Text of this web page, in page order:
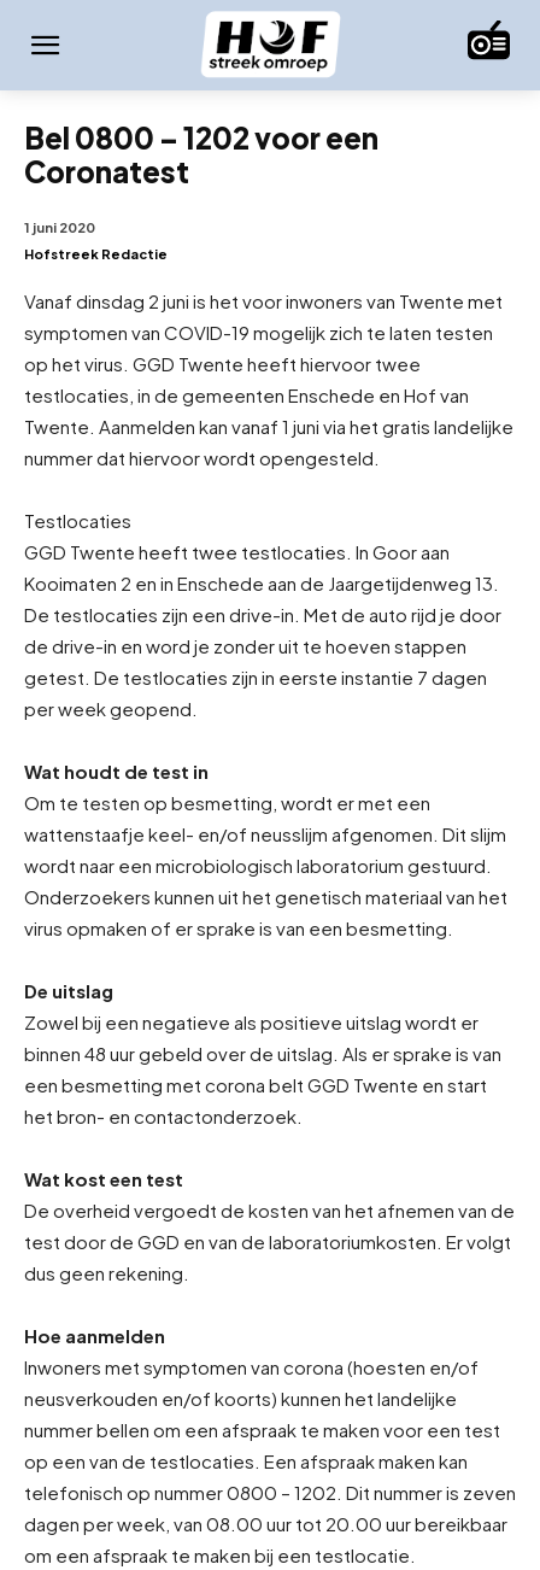
Bel 0800 – 1202 voor een
Coronatest
1 juni 2020
Hofstreek Redactie
Vanaf dinsdag 2 juni is het voor inwoners van Twente met
symptomen van COVID-19 mogelijk zich te laten testen
op het virus. GGD Twente heeft hiervoor twee
testlocaties, in de gemeenten Enschede en Hof van
Twente. Aanmelden kan vanaf 1 juni via het gratis landelijke
nummer dat hiervoor wordt opengesteld.
Testlocaties
GGD Twente heeft twee testlocaties. In Goor aan
Kooimaten 2 en in Enschede aan de Jaargetijdenweg 13.
De testlocaties zijn een drive-in. Met de auto rijd je door
de drive-in en word je zonder uit te hoeven stappen
getest. De testlocaties zijn in eerste instantie 7 dagen
per week geopend.
Wat houdt de test in
Om te testen op besmetting, wordt er met een
wattenstaafje keel- en/of neusslijm afgenomen. Dit slijm
wordt naar een microbiologisch laboratorium gestuurd.
Onderzoekers kunnen uit het genetisch materiaal van het
virus opmaken of er sprake is van een besmetting.
De uitslag
Zowel bij een negatieve als positieve uitslag wordt er
binnen 48 uur gebeld over de uitslag. Als er sprake is van
een besmetting met corona belt GGD Twente en start
het bron- en contactonderzoek.
Wat kost een test
De overheid vergoedt de kosten van het afnemen van de
test door de GGD en van de laboratoriumkosten. Er volgt
dus geen rekening.
Hoe aanmelden
Inwoners met symptomen van corona (hoesten en/of
neusverkouden en/of koorts) kunnen het landelijke
nummer bellen om een afspraak te maken voor een test
op een van de testlocaties. Een afspraak maken kan
telefonisch op nummer 0800 – 1202. Dit nummer is zeven
dagen per week, van 08.00 uur tot 20.00 uur bereikbaar
om een afspraak te maken bij een testlocatie.